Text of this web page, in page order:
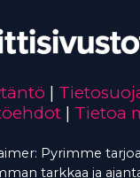
|
| Tietoa
Pyrimme
tarkkaa ja